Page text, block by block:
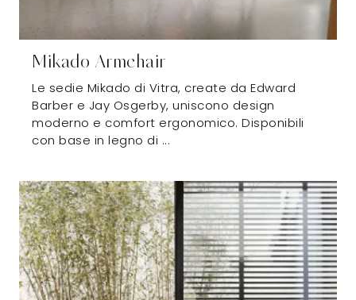
Mikado Armchair
Le sedie Mikado di Vitra, create da Edward
Barber e Jay Osgerby, uniscono design
moderno e comfort ergonomico. Disponibili
con base in legno di ...